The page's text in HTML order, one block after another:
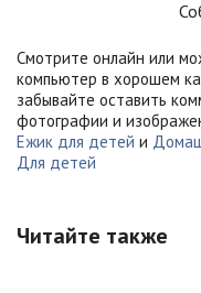
Смотрите онлайн или
компьютер в хорошем
забывайте оставить
фотографии и
Ежик для детей и
Для детей
Читайте также